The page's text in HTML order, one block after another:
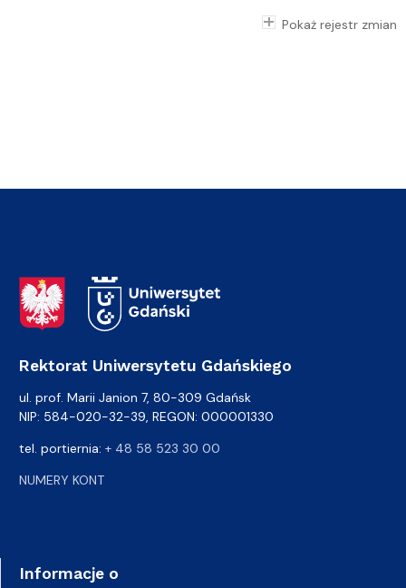
Pokaż rejestr zmian
Adres Rektoratu
Rektorat Uniwersytetu Gdańskiego
ul. prof. Marii Janion 7, 80-309 Gdańsk
NIP: 584-020-32-39, REGON: 000001330
tel. portiernia: + 48 58 523 30 00
NUMERY KONT
Informacje o